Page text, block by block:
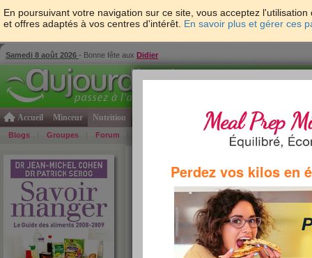
En poursuivant votre navigation sur ce site, vous acceptez
et offres adaptés à vos centres d'intérêt. En savoir plus et gérer ces
Samedi 8 août 2026 - Bonne fête aux Didier
Accueil Minceur Nutrition Psycho & tests Forme & santé
Blogs Groupes Forum Bons Plans
Ratatouille cuisinée (Bonduelle)
Les deux célèbres nutritionnistes, Patrick Serog et
leur livre "Savoir manger" la composition de plus de
best-seller : l'étude du produit "Ratatouille cuisinée".
Perdez vos kilos en